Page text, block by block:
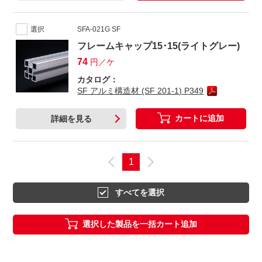
選択 SFA-021G SF
フレームキャップ15･15(ライトグレー)
74 円／ケ
カタログ：
SF アルミ構造材 (SF 201-1) P349
詳細を見る カートに追加
1
すべてを選択
選択した製品を一括カート追加